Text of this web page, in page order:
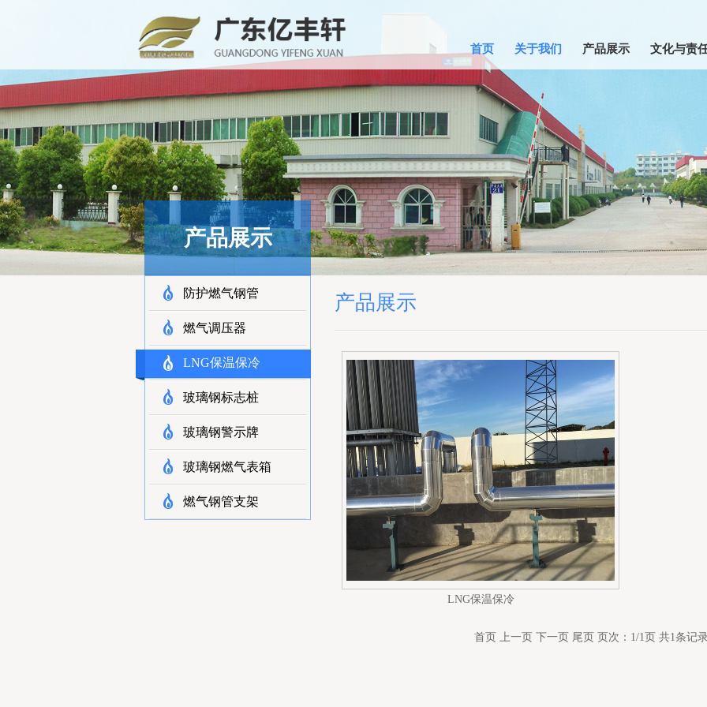
首页 关于我们 产品展示 文化与责
产品展示
防护燃气钢管
燃气调压器
LNG保温保冷
玻璃钢标志桩
玻璃钢警示牌
玻璃钢燃气表箱
燃气钢管支架
产品展示
LNG保温保冷
首页 上一页 下一页 尾页 页次：1/1页 共1条记